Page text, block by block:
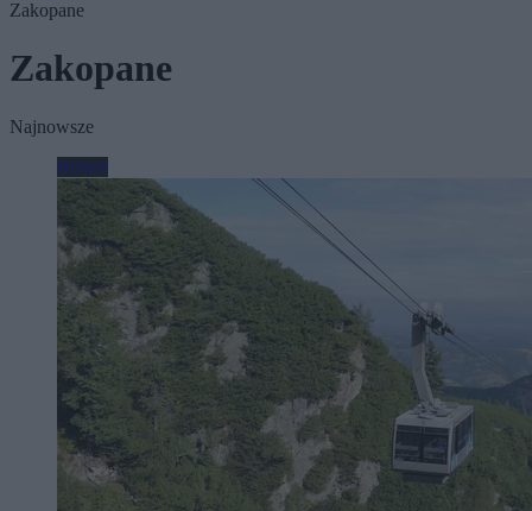
Zakopane
Zakopane
Najnowsze
Biznes